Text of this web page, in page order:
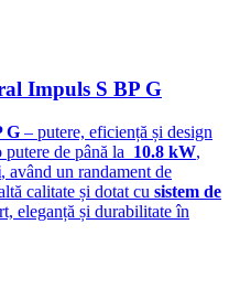
Impuls S BP G
G – putere, eficiență și design
de până la 10.8 kW,
, având un randament de
calitate și dotat cu sistem de
eleganță și durabilitate în